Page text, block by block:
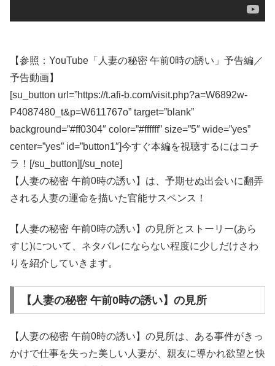
【参照：YouTube「人妻の秘密 午前0時の誘い」予告編／
予告動画】
[su_button url=”https://t.afi-b.com/visit.php?a=W6892w-
P4087480_t&p=W611767o” target=”blank”
background=”#ff0304″ color=”#ffffff” size=”5″ wide=”yes”
center=”yes” id=”button1″]今すぐ本編を視聴するにはコチ
ラ！[/su_button][/su_note]
【人妻の秘密 午前0時の誘い】は、予期せぬ出会いに翻弄
される人妻の運命を描いた官能サスペンス！
【人妻の秘密 午前0時の誘い】の見所とストーリー(あら
すじ)について、ネタバレにならない程度に少しだけさわ
りを紹介していきます。
【人妻の秘密 午前0時の誘い】の見所
【人妻の秘密 午前0時の誘い】の見所は、ある事件がきっ
かけで仕事を失った美しい人妻が、親友に導かれ欲望と快